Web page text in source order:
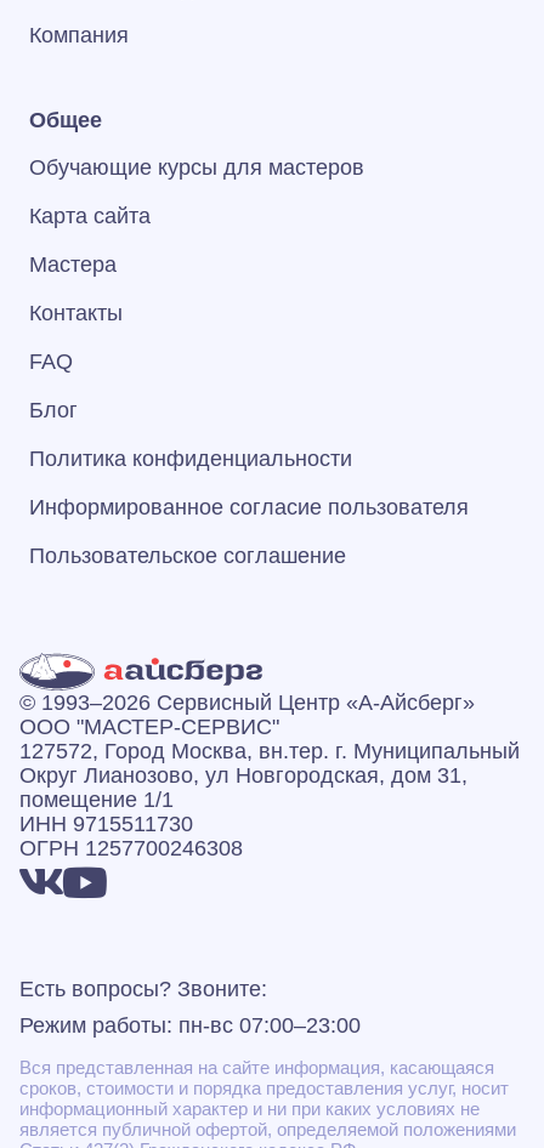
Компания
Общее
Обучающие курсы для мастеров
Карта сайта
Мастера
Контакты
FAQ
Блог
Политика конфиденциальности
Информированное согласие пользователя
Пользовательское соглашение
© 1993–2026 Сервисный Центр «А‑Айсберг»
ООО "МАСТЕР-СЕРВИС"
127572, Город Москва, вн.тер. г. Муниципальный
Округ Лианозово, ул Новгородская, дом 31,
помещение 1/1
ИНН 9715511730
ОГРН 1257700246308
Есть вопросы? Звоните:
Режим работы: пн-вс 07:00–23:00
Вся представленная на сайте информация, касающаяся
сроков, стоимости и порядка предоставления услуг, носит
информационный характер и ни при каких условиях не
является публичной офертой, определяемой положениями